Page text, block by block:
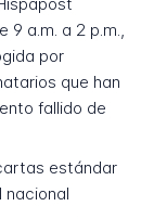
9 a.m. a 2 p.m.,
por
que han
fallido de
estándar